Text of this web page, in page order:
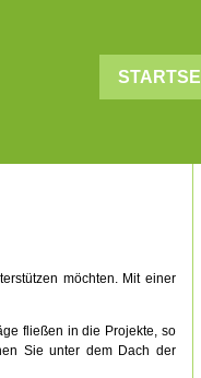
möchten. Mit einer
fließen in die Projekte, so
Sie unter dem Dach der